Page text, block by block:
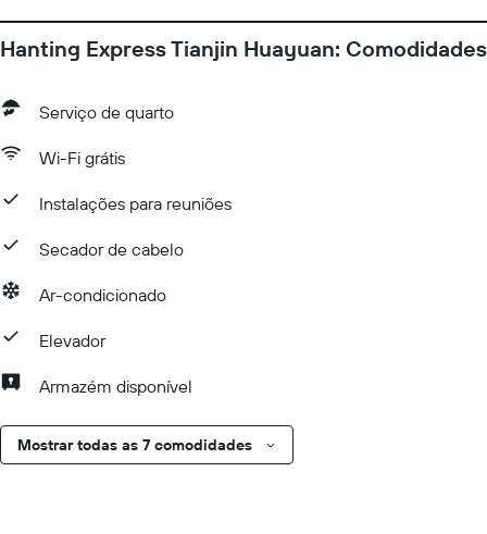
Hanting Express Tianjin Huayuan: Comodidades
Serviço de quarto
Wi-Fi grátis
Instalações para reuniões
Secador de cabelo
Ar-condicionado
Elevador
Armazém disponível
Mostrar todas as 7 comodidades